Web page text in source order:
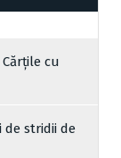
cu
de stridii de